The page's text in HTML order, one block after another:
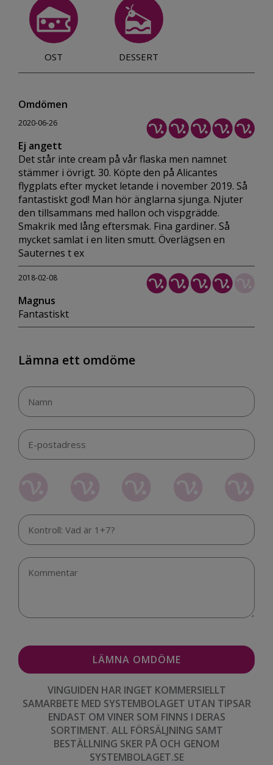
OST DESSERT
Omdömen
2020-06-26
Ej angett
Det står inte cream på vår flaska men namnet
stämmer i övrigt. 30. Köpte den på Alicantes
flygplats efter mycket letande i november 2019. Så
fantastiskt god! Man hör änglarna sjunga. Njuter
den tillsammans med hallon och vispgrädde.
Smakrik med lång eftersmak. Fina gardiner. Så
mycket samlat i en liten smutt. Överlägsen en
Sauternes t ex
2018-02-08
Magnus
Fantastiskt
Lämna ett omdöme
VINGUIDEN HAR INGET KOMMERSIELLT
SAMARBETE MED SYSTEMBOLAGET UTAN TIPSAR
ENDAST OM VINER SOM FINNS I DERAS
SORTIMENT. ALL FÖRSÄLJNING SAMT
BESTÄLLNING SKER PÅ OCH GENOM
SYSTEMBOLAGET.SE